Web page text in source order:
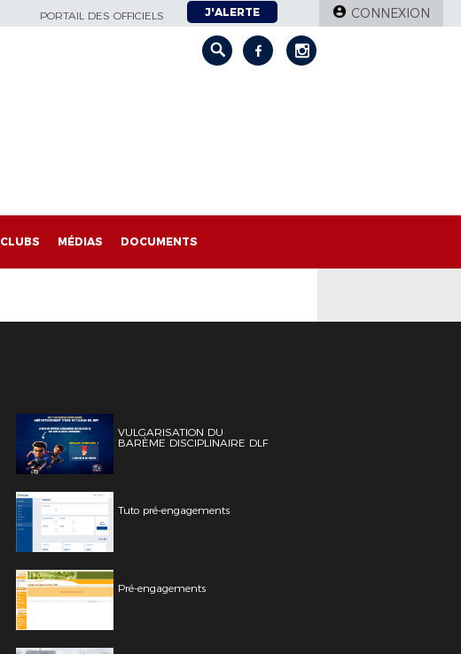
PORTAIL DES OFFICIELS J'ALERTE CONNEXION
CLUBS MÉDIAS DOCUMENTS
VULGARISATION DU
BARÈME DISCIPLINAIRE DLF
Tuto pré-engagements
Pré-engagements